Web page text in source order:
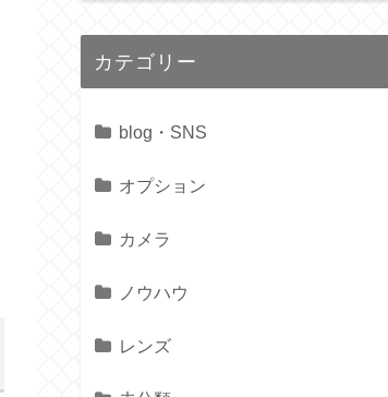
カテゴリー
blog・SNS
オプション
カメラ
ノウハウ
レンズ